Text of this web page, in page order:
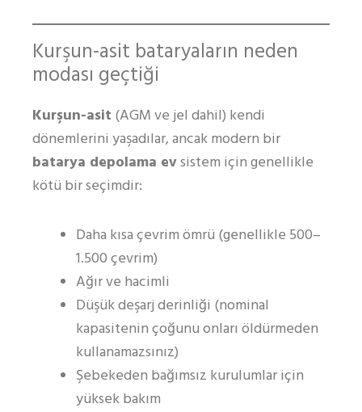
Kurşun-asit bataryaların neden
modası geçtiği
Kurşun-asit (AGM ve jel dahil) kendi
dönemlerini yaşadılar, ancak modern bir
batarya depolama evsistem için genellikle
kötü bir seçimdir:
Daha kısa çevrim ömrü (genellikle 500–
1.500 çevrim)
Ağır ve hacimli
Düşük deşarj derinliği (nominal
kapasitenin çoğunu onları öldürmeden
kullanamazsınız)
Şebekeden bağımsız kurulumlar için
yüksek bakım